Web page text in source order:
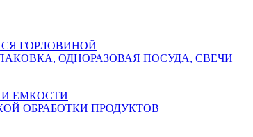
ГОРЛОВИНОЙ
ОДНОРАЗОВАЯ ПОСУДА, СВЕЧИ
ЕМКОСТИ
ОБРАБОТКИ ПРОДУКТОВ